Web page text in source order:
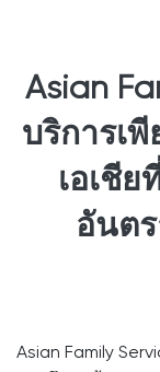
Asian
บริการเ
เอเชี
อันต
Asian Family